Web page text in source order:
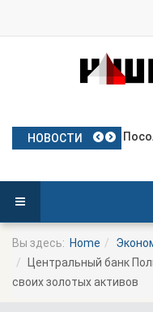
НОВОСТИ
Вы здесь: Home
Центральный банк
своих золотых активов